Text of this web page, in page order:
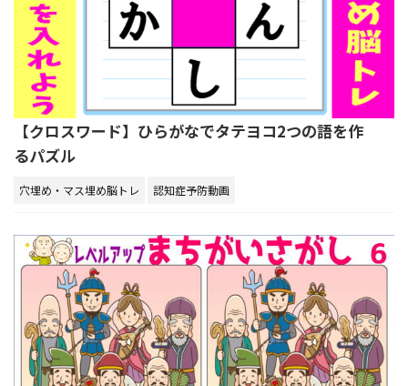
【クロスワード】ひらがなでタテヨコ2つの語を作
るパズル
穴埋め・マス埋め脳トレ 認知症予防動画